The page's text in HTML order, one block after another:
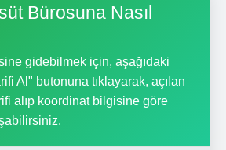
Bürosuna Nasıl
gidebilmek için, aşağıdaki
Al" butonuna tıklayarak, açılan
alıp koordinat bilgisine göre